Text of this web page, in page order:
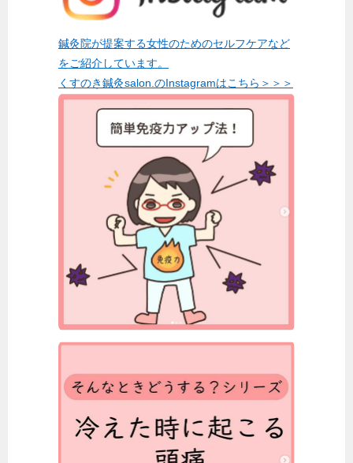
鍼灸院が提案する女性のためのセルフケアなど
をご紹介しています。
くすのき鍼灸salon.のInstagramはこちら＞＞＞